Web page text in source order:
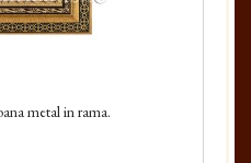
metal in rama.